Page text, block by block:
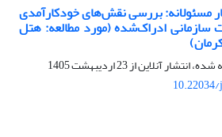
مسئولانه: بررسی نقش‌های خودکارآمدی
ادراک‌شده (مورد مطالعه: هتل
شده، انتشار آنلاین از23 اردیبهشت 1405